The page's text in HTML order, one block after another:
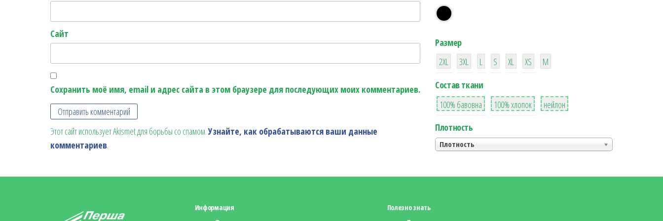
Сайт
Сохранить моё имя, email и адрес сайта в этом браузере для последующих моих комментариев.
Этот сайт использует Akismet для борьбы со спамом.Узнайте, как обрабатываются ваши данные
комментариев.
Размер
38
2XL
16
3XL
42
L
42
S
42
XL XS
М
Состав ткани
8
100% бавовна
36
100% хлопок
2
нейлон
Плотность
Плотность
Информация Полезно знать